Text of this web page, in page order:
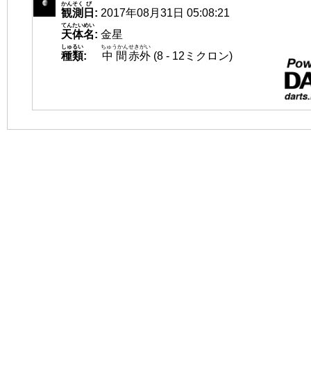
観測
かんそく
日
び
: 2017年08月31日 05:08:21
天体名
てんたいめい
: 金星
種類
しゅるい
: 中間
ちゅうかん
赤外
せきがい
(8 - 12ミクロン)